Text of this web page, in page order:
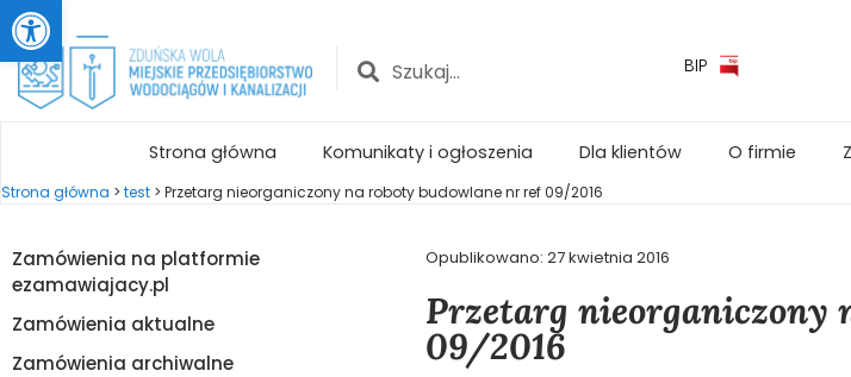
BIP
Strona główna Komunikaty i ogłoszenia Dla klientów O firmie
Strona główna > test > Przetarg nieorganiczony na roboty budowlane nr ref 09/2016
Zamówienia na platformie
ezamawiajacy.pl
Zamówienia aktualne
Zamówienia archiwalne
Opublikowano:27 kwietnia 2016
Przetarg nieorganiczony
09/2016